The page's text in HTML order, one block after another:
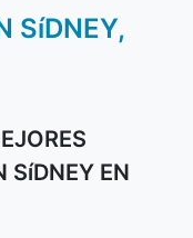
SíDNEY,
SíDNEY EN